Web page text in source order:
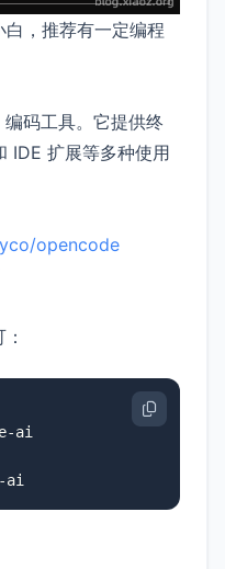
，推荐有一定编程
码工具。它提供终
IDE 扩展等多种使用
opencode
ai